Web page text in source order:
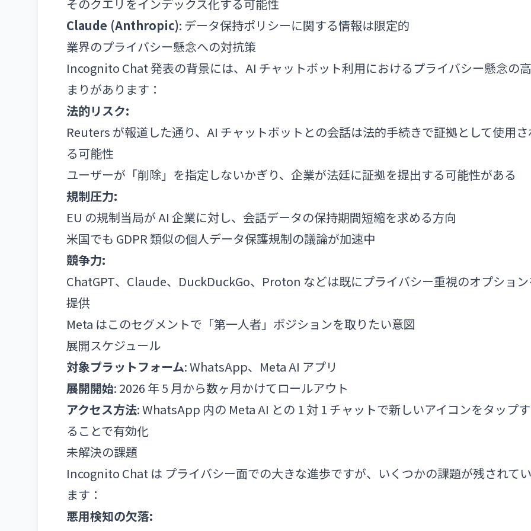
そのクエリをインデックス化する可能性
Claude (Anthropic): データ保持ポリシーに関する情報は限定的
業界のプライバシー懸念への対抗策
Incognito Chat 発表の背景には、AI チャットボット利用におけるプライバシー懸念の高
まりがあります：
法的リスク:
Reuters が報道した通り、AI チャットボットとの会話は法的手続きで証拠として使用
る可能性
ユーザーが「削除」を指定しないかぎり、企業が法廷に証拠を提出する可能性がある
規制圧力:
EU の規制当局が AI 企業に対し、会話データの保持期間短縮を求める方向
米国でも GDPR 類似の個人データ保護規制の議論が加速中
競争力:
ChatGPT、Claude、DuckDuckGo、Proton などは既にプライバシー重視のオプショ
提供
Meta はこのセグメントで「第一人者」ポジションを取りたい意図
展開スケジュール
対象プラットフォーム: WhatsApp、Meta AI アプリ
展開開始: 2026 年 5 月から数ヶ月かけてロールアウト
アクセス方法: WhatsApp 内の Meta AI との 1 対 1 チャットで新しいアイコンをタップす
ることで有効化
未解決の課題
Incognito Chat は プライバシー面での大きな進歩ですが、いくつかの課題が残されてい
ます：
悪用検知の欠落: